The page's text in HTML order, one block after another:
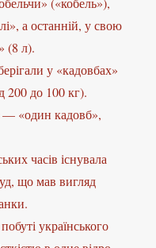
а останній, у свою
(8 л).
у «кадовбах»
200 до 100 кг).
— «один кадовб»,
часів існувала
що мав вигляд
українського